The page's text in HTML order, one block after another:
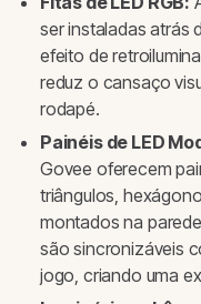
ser instaladas atrás
efeito de
reduz o cansaço
rodapé.
Painéis de LED
Govee oferecem
triângulos,
montados na
são sincronizáveis
jogo, criando uma